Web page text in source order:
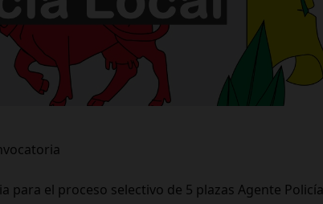
para el proceso selectivo de 5 plazas Agente Policía